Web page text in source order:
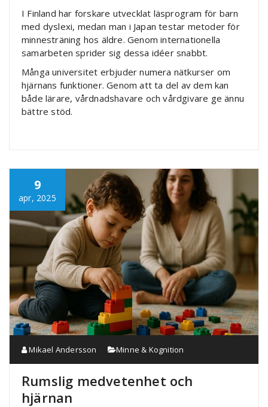
I Finland har forskare utvecklat läsprogram för barn
med dyslexi, medan man i Japan testar metoder för
minnesträning hos äldre. Genom internationella
samarbeten sprider sig dessa idéer snabbt.
Många universitet erbjuder numera nätkurser om
hjärnans funktioner. Genom att ta del av dem kan
både lärare, vårdnadshavare och vårdgivare ge ännu
bättre stöd.
9
apr, 2025
Mikael Andersson Minne & Kognition
Rumslig medvetenhet och
hjärnan